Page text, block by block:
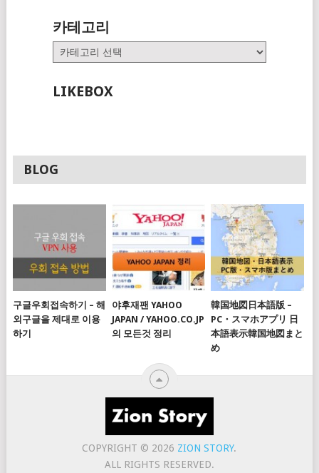
카테고리
카
테
리
LIKEBOX
BLOG
구글우회접속하기 – 해
외구글을 제대로 이용
하기
야후재팬 YAHOO
JAPAN / YAHOO.CO.JP
의 모든것 정리
韓国地図日本語版 –
PC・スマホアプリ 日
本語表示韓国地図まと
め
COPYRIGHT © 2026 ZION STORY.
ALL RIGHTS RESERVED.